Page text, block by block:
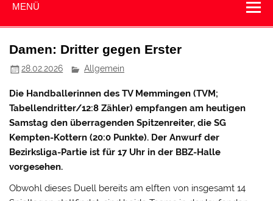
MENÜ
Damen: Dritter gegen Erster
28.02.2026 Allgemein
Die Handballerinnen des TV Memmingen (TVM;
Tabellendritter/12:8 Zähler) empfangen am heutigen
Samstag den überragenden Spitzenreiter, die SG
Kempten-Kottern (20:0 Punkte). Der Anwurf der
Bezirksliga-Partie ist für 17 Uhr in der BBZ-Halle
vorgesehen.
Obwohl dieses Duell bereits am elften von insgesamt 14